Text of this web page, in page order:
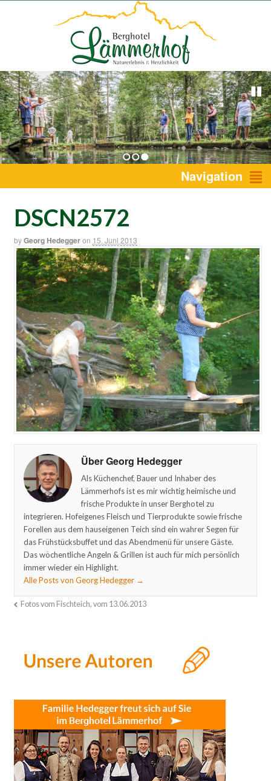
1 2 3 Navigation
DSCN2572
byGeorg Hedeggeron 15. Juni 2013
Über Georg Hedegger
Als Küchenchef, Bauer und Inhaber des
Lämmerhofs ist es mir wichtig heimische und
frische Produkte in unser Berghotel zu
integrieren. Hofeigenes Fleisch und Tierprodukte sowie frische
Forellen aus dem hauseigenen Teich sind ein wahrer Segen für
das Frühstücksbuffet und das Abendmenü für unsere Gäste.
Das wöchentliche Angeln & Grillen ist auch für mich persönlich
immer wieder ein Highlight.
Alle Posts von Georg Hedegger →
Fotos vom Fischteich, vom 13.06.2013